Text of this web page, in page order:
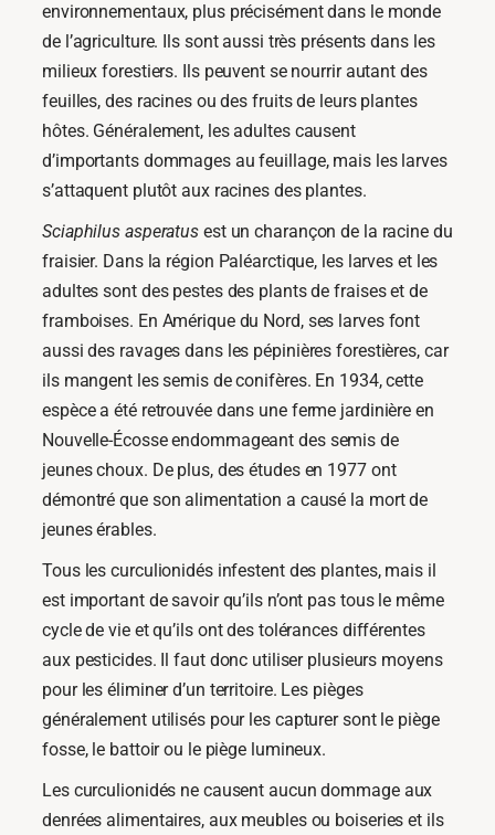
environnementaux, plus précisément dans le monde
de l’agriculture. Ils sont aussi très présents dans les
milieux forestiers. Ils peuvent se nourrir autant des
feuilles, des racines ou des fruits de leurs plantes
hôtes. Généralement, les adultes causent
d’importants dommages au feuillage, mais les larves
s’attaquent plutôt aux racines des plantes.
Sciaphilus asperatus est un charançon de la racine du
fraisier. Dans la région Paléarctique, les larves et les
adultes sont des pestes des plants de fraises et de
framboises. En Amérique du Nord, ses larves font
aussi des ravages dans les pépinières forestières, car
ils mangent les semis de conifères. En 1934, cette
espèce a été retrouvée dans une ferme jardinière en
Nouvelle-Écosse endommageant des semis de
jeunes choux. De plus, des études en 1977 ont
démontré que son alimentation a causé la mort de
jeunes érables.
Tous les curculionidés infestent des plantes, mais il
est important de savoir qu’ils n’ont pas tous le même
cycle de vie et qu’ils ont des tolérances différentes
aux pesticides. Il faut donc utiliser plusieurs moyens
pour les éliminer d’un territoire. Les pièges
généralement utilisés pour les capturer sont le piège
fosse, le battoir ou le piège lumineux.
Les curculionidés ne causent aucun dommage aux
denrées alimentaires, aux meubles ou boiseries et ils